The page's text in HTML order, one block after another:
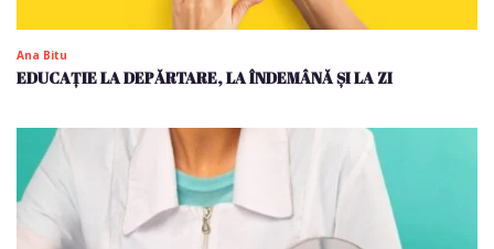
Ana Bitu
EDUCAȚIE LA DEPĂRTARE, LA ÎNDEMÂNĂ ȘI LA ZI